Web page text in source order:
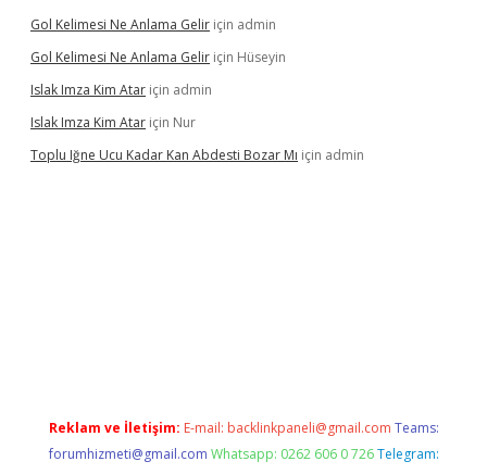
Gol Kelimesi Ne Anlama Gelir için admin
Gol Kelimesi Ne Anlama Gelir için Hüseyin
Islak Imza Kim Atar için admin
Islak Imza Kim Atar için Nur
Toplu Iğne Ucu Kadar Kan Abdesti Bozar Mı için admin
Reklam ve İletişim: E-mail: backlinkpaneli@gmail.com Teams:
forumhizmeti@gmail.com Whatsapp: 0262 606 0 726 Telegram: